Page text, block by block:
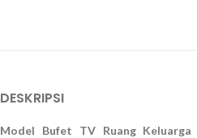
DESKRIPSI
Model Bufet TV Ruang Keluarga